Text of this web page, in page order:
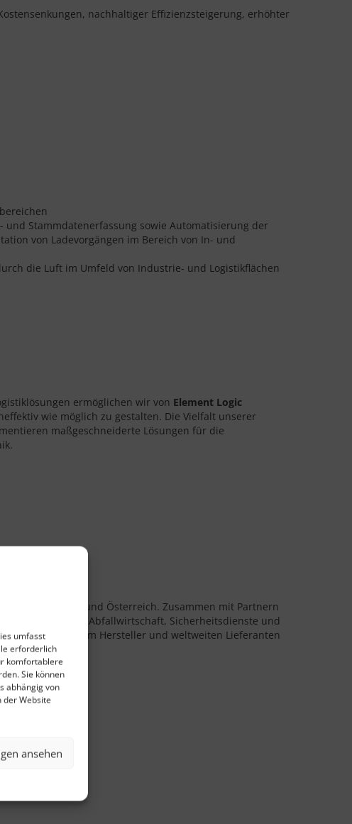
umfasst
erforderlich
komfortablere
Sie können
abhängig von
der Website
ansehen
nachhaltiger Effizienzsteigerung, erhöhter
Stammdatenerfassung sowie Automatisierung der
von Ladevorgängen im Bereich von In- und
die Luft im Umfeld von Industrie- und Logistikflächen
ermöglichen wir von Element Logic
wie möglich zu gestalten. Die Vielfalt unserer
maßgeschneiderte Lösungen für die
Deutschland und Österreich. Zusammen mit Partnern
Verkehr, Militär, Abfallwirtschaft, Sicherheitsdienste und
Gruppe, einem Hersteller und weltweiten Lieferanten